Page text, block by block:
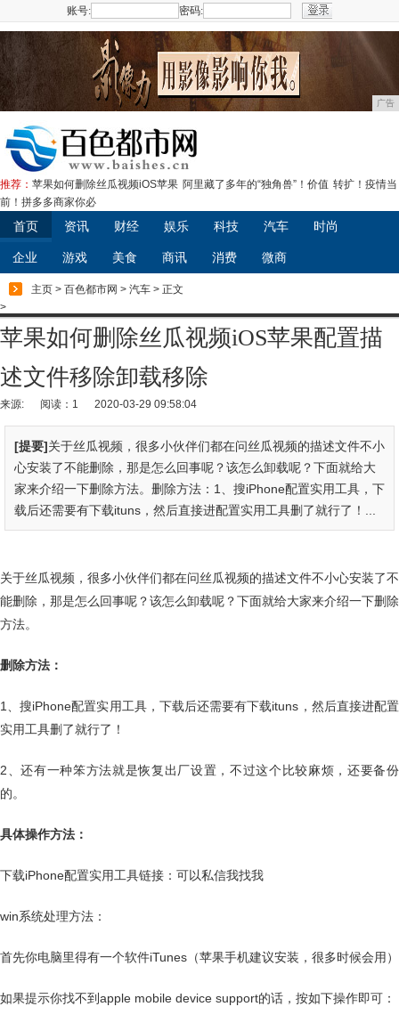
账号: 密码:
广告
推荐： 苹果如何删除丝瓜视频iOS苹果 阿里藏了多年的“独角兽”！价值 转扩！疫情当
前！拼多多商家你必
首页 资讯 财经 娱乐 科技 汽车 时尚
企业 游戏 美食 商讯 消费 微商
主页 > 百色都市网 > 汽车 > 正文
>
苹果如何删除丝瓜视频iOS苹果配置描
述文件移除卸载移除
来源: 阅读：1 2020-03-29 09:58:04
[提要]关于丝瓜视频，很多小伙伴们都在问丝瓜视频的描述文件不小
心安装了不能删除，那是怎么回事呢？该怎么卸载呢？下面就给大
家来介绍一下删除方法。删除方法：1、搜iPhone配置实用工具，下
载后还需要有下载ituns，然后直接进配置实用工具删了就行了！...
关于丝瓜视频，很多小伙伴们都在问丝瓜视频的描述文件不小心安装了不
能删除，那是怎么回事呢？该怎么卸载呢？下面就给大家来介绍一下删除
方法。
删除方法：
1、搜iPhone配置实用工具，下载后还需要有下载ituns，然后直接进配置
实用工具删了就行了！
2、还有一种笨方法就是恢复出厂设置，不过这个比较麻烦，还要备份
的。
具体操作方法：
下载iPhone配置实用工具链接：可以私信我找我
win系统处理方法：
首先你电脑里得有一个软件iTunes（苹果手机建议安装，很多时候会用）
如果提示你找不到apple mobile device support的话，按如下操作即可：